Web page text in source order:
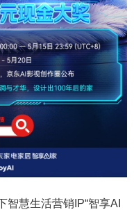
慧生活营销IP“智享AI